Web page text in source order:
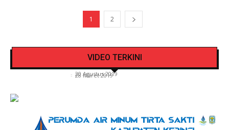
1 2
VIDEO TERKINI
Video Detik Evakuasi Jasad Iglesias di Gunung
- 20 Agustus 2019
Lantas Polres Kerinci Beri Pengendara Segelas
- 28 Maret 2019